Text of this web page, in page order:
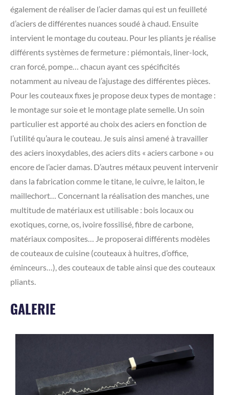
également de réaliser de l’acier damas qui est un feuilleté
d’aciers de différentes nuances soudé à chaud. Ensuite
intervient le montage du couteau. Pour les pliants je réalise
différents systèmes de fermeture : piémontais, liner-lock,
cran forcé, pompe… chacun ayant ces spécificités
notamment au niveau de l’ajustage des différentes pièces.
Pour les couteaux fixes je propose deux types de montage :
le montage sur soie et le montage plate semelle. Un soin
particulier est apporté au choix des aciers en fonction de
l’utilité qu’aura le couteau. Je suis ainsi amené à travailler
des aciers inoxydables, des aciers dits « aciers carbone » ou
encore de l’acier damas. D’autres métaux peuvent intervenir
dans la fabrication comme le titane, le cuivre, le laiton, le
maillechort… Concernant la réalisation des manches, une
multitude de matériaux est utilisable : bois locaux ou
exotiques, corne, os, ivoire fossilisé, fibre de carbone,
matériaux composites… Je proposerai différents modèles
de couteaux de cuisine (couteaux à huitres, d’office,
éminceurs…), des couteaux de table ainsi que des couteaux
pliants.
GALERIE